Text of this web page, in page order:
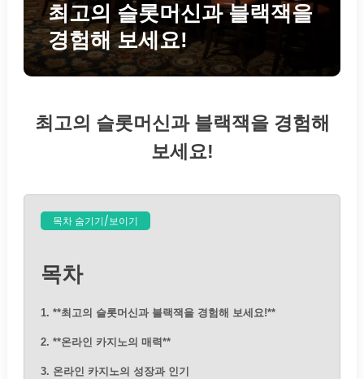
최고의 슬롯머신과 블랙잭을
경험해 보세요!
최고의 슬롯머신과 블랙잭을 경험해
보세요!
목차 숨기기/보이기
목차
1. **최고의 슬롯머신과 블랙잭을 경험해 보세요!**
2. **온라인 카지노의 매력**
3. 온라인 카지노의 성장과 인기